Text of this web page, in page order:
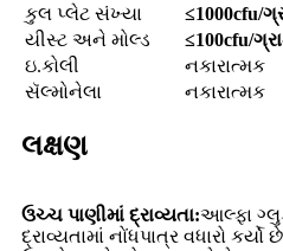
કુલ પ્લેટ સંખ્યા
≤1000cfu/
યીસ્ટ અને મોલ્ડ
≤100cfu/
ઇ.કોલી
નકારાત્મક
સૅલ્મોનેલા
નકારાત્મક
લક્ષણ
ઉચ્ચ પાણીમાં દ્રાવ્યતા:આલ્ફા
દ્રાવ્યતામાં નોંધપાત્ર વધારો